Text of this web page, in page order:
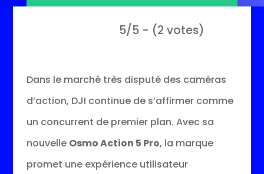
5/5 - (2 votes)
Dans le marché très disputé des caméras
d’action, DJI continue de s’affirmer comme
un concurrent de premier plan. Avec sa
nouvelle Osmo Action 5 Pro, la marque
promet une expérience utilisateur